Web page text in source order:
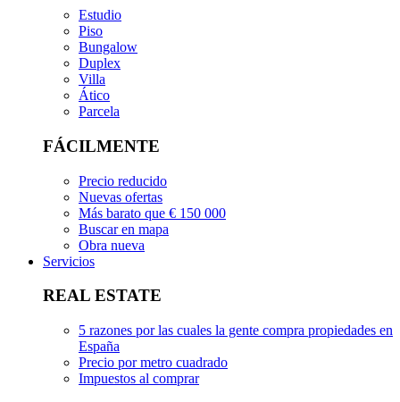
Estudio
Piso
Bungalow
Duplex
Villa
Ático
Parcela
FÁCILMENTE
Precio reducido
Nuevas ofertas
Más barato que € 150 000
Buscar en mapa
Obra nueva
Servicios
REAL ESTATE
5 razones por las cuales la gente compra propiedades en
España
Precio por metro cuadrado
Impuestos al comprar